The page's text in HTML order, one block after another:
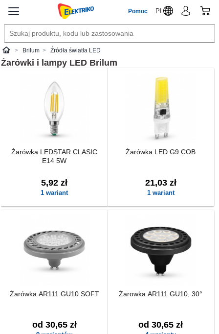
Pomoc PL
ElektrikoBrilum Źródła światła LED
Żarówki i lampy LED Brilum
Żarówka LEDSTAR CLASIC
E14 5W
5,92 zł
1 wariant
Żarówka LED G9 COB
21,03 zł
1 wariant
Żarówka AR111 GU10 SOFT
od 30,65 zł
Żarowka AR111 GU10, 30°
od 30,65 zł